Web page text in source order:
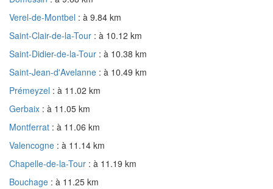
Verel-de-Montbel : à 9.84 km
Saint-Clair-de-la-Tour : à 10.12 km
Saint-Didier-de-la-Tour : à 10.38 km
Saint-Jean-d'Avelanne : à 10.49 km
Prémeyzel : à 11.02 km
Gerbaix : à 11.05 km
Montferrat : à 11.06 km
Valencogne : à 11.14 km
Chapelle-de-la-Tour : à 11.19 km
Bouchage : à 11.25 km